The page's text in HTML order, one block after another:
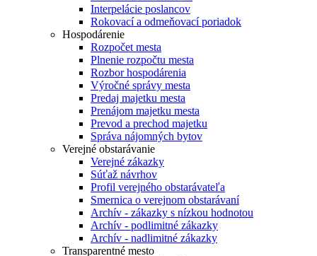
Interpelácie poslancov
Rokovací a odmeňovací poriadok
Hospodárenie
Rozpočet mesta
Plnenie rozpočtu mesta
Rozbor hospodárenia
Výročné správy mesta
Predaj majetku mesta
Prenájom majetku mesta
Prevod a prechod majetku
Správa nájomných bytov
Verejné obstarávanie
Verejné zákazky
Súťaž návrhov
Profil verejného obstarávateľa
Smernica o verejnom obstarávaní
Archív - zákazky s nízkou hodnotou
Archív - podlimitné zákazky
Archív - nadlimitné zákazky
Transparentné mesto